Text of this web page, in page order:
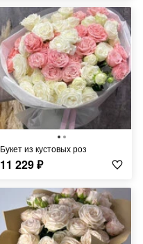
Букет из кустовых роз
11 229₽